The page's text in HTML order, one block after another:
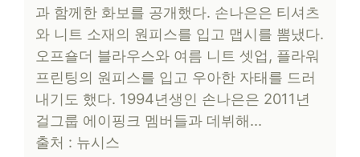
과 함께한 화보를 공개했다. 손나은은 티셔츠
와 니트 소재의 원피스를 입고 맵시를 뽐냈다.
오프숄더 블라우스와 여름 니트 셋업, 플라워
프린팅의 원피스를 입고 우아한 자태를 드러
내기도 했다. 1994년생인 손나은은 2011년
걸그룹 에이핑크 멤버들과 데뷔해…
출처 : 뉴시스